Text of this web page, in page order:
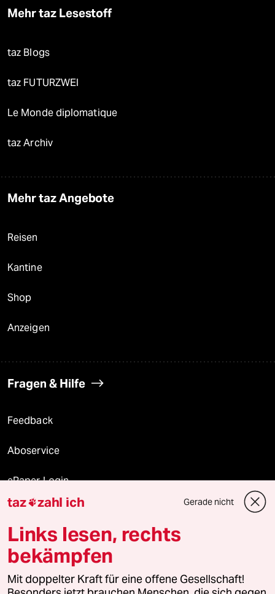
Mehr taz Lesestoff
taz Blogs
taz FUTURZWEI
Le Monde diplomatique
taz Archiv
Mehr taz Angebote
Reisen
Kantine
Shop
Anzeigen
Fragen & Hilfe
Feedback
Aboservice
ePaper Login
Downloads für Abonnierende
© 2026 taz Verlags und Vertriebs GmbH
Alle Rechte vorbehalten. Bei rechtlichen Fragen oder für Genehmigungen
wenden Sie sich bitte an
lizenzen@taz.de
taz zahl ich Gerade nicht
Links lesen, rechts
bekämpfen
Mit doppelter Kraft für eine offene Gesellschaft!